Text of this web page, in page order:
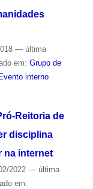
— última
em: Grupo de
interno
Reitoria de
disciplina
na internet
2022 — última
em: